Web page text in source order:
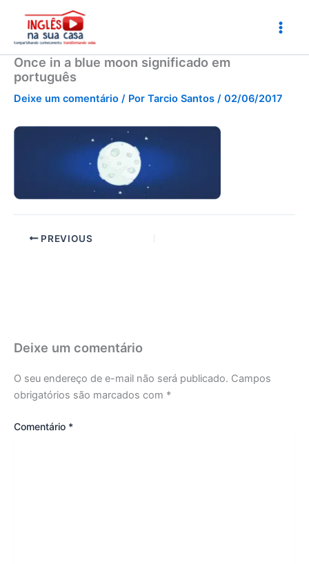
conteúdo
Once in a blue moon significado em
português
Deixe um comentário / Por Tarcio Santos / 02/06/2017
PREVIOUS
Deixe um comentário
O seu endereço de e-mail não será publicado. Campos
obrigatórios são marcados com *
Comentário *